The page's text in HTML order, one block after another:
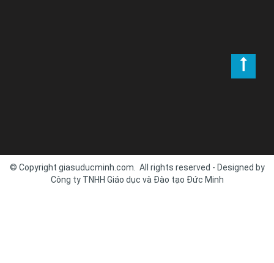
© Copyright giasuducminh.com. All rights reserved - Designed by
Công ty TNHH Giáo dục và Đào tạo Đức Minh